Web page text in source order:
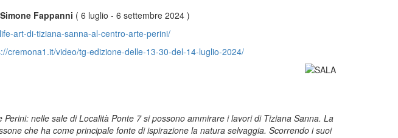
Fappanni ( 6 luglio - 6 settembre 2024 )
art-di-tiziana-sanna-al-centro-arte-perini/
cremona1.it/video/tg-edizione-delle-13-30-del-14-luglio-2024/
nelle sale di Località Ponte 7 si possono ammirare i lavori di Tiziana Sanna. La
che ha come principale fonte di ispirazione la natura selvaggia. Scorrendo i suoi